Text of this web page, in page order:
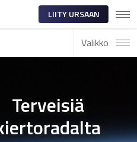
LIITY URSAAN
Valikko
Terveisiä